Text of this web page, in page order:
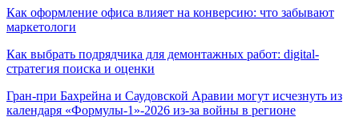
Как оформление офиса влияет на конверсию: что забывают
маркетологи
Как выбрать подрядчика для демонтажных работ: digital-
стратегия поиска и оценки
Гран-при Бахрейна и Саудовской Аравии могут исчезнуть из
календаря «Формулы-1»-2026 из-за войны в регионе